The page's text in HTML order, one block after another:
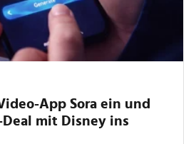
App Sora ein und
mit Disney ins